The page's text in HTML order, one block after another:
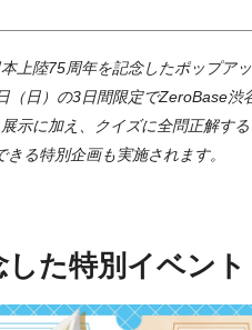
上陸75周年を記念したポップア
（日）の3日間限定でZeroBase渋
示に加え、クイズに全問正解す
る特別企画も実施されます。
た特別イベント